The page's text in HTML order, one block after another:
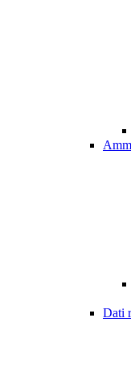
Dati